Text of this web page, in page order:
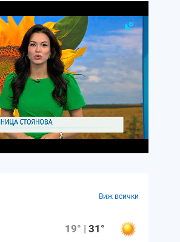
Виж всички
19° |31°